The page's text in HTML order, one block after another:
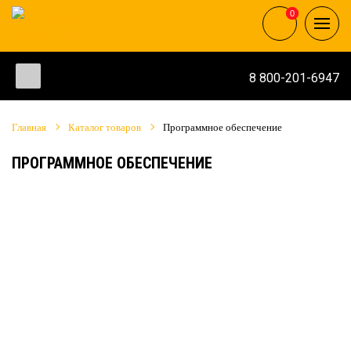
8 800-201-6947
0
0
Главная Каталог товаров Программное обеспечение
ПРОГРАММНОЕ ОБЕСПЕЧЕНИЕ